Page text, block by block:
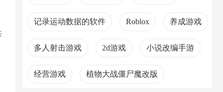
记录运动数据的软件 Roblox 养成游戏
多人射击游戏 2d游戏 小说改编手游
经营游戏 植物大战僵尸魔改版